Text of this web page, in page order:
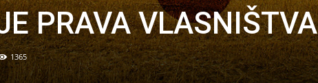
PRAVA VLASNIŠTVA
1365